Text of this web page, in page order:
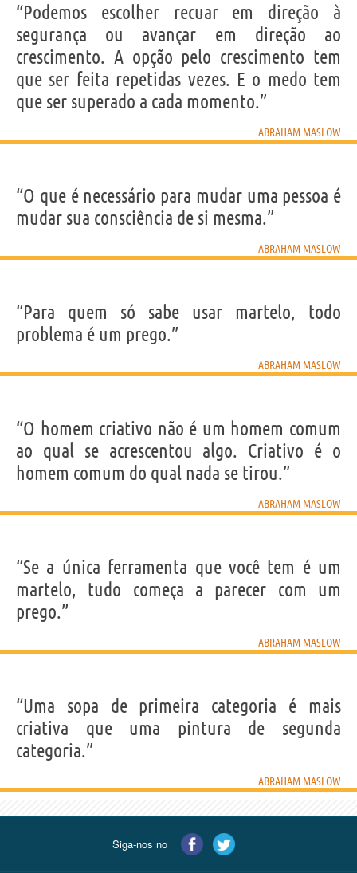
“Para quem só sabe usar martelo, todo problema é
um prego.”
ABRAHAM MASLOW
Compartilhe Tweet
CONTEÚDOS
“Podemos escolher recuar em direção à
segurança ou avançar em direção ao
crescimento. A opção pelo crescimento tem
que ser feita repetidas vezes. E o medo tem
que ser superado a cada momento.”
ABRAHAM MASLOW
“O que é necessário para mudar uma pessoa é
mudar sua consciência de si mesma.”
ABRAHAM MASLOW
“Para quem só sabe usar martelo, todo
problema é um prego.”
ABRAHAM MASLOW
“O homem criativo não é um homem comum
ao qual se acrescentou algo. Criativo é o
homem comum do qual nada se tirou.”
ABRAHAM MASLOW
“Se a única ferramenta que você tem é um
martelo, tudo começa a parecer com um
prego.”
ABRAHAM MASLOW
“Uma sopa de primeira categoria é mais
criativa que uma pintura de segunda
categoria.”
ABRAHAM MASLOW
Siga-nos no